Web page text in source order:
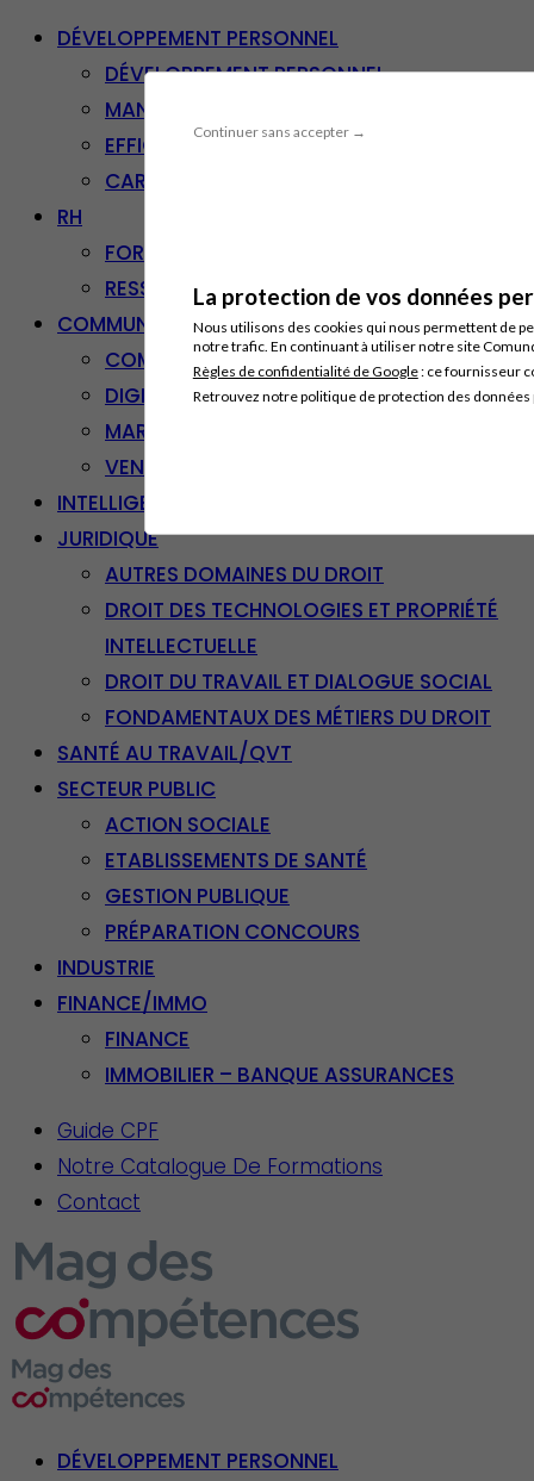
Continuer sans accepter →
La protection de vos données
Nous utilisons des cookies qui nous permettent de
notre trafic. En continuant à utiliser notre site
Règles de confidentialité de Google: ce fournisseur
Retrouvez notre politique de protection des
DÉVELOPPEMENT PERSONNEL
DÉVELOPPEMENT PERSONNEL
MANAGEMENT
EFFICACITÉ PROFESSIONNELLE
CARRIÈRE & RECONVERSION
RH
FORMATION PROFESSIONNELLE
RESSOURCES HUMAINES
COMMUNICATION/DIGITAL
COMMUNICATION
DIGITAL
MARKETING
VENTE – RELATION CLIENT
INTELLIGENCE ARTIFICIELLE
JURIDIQUE
AUTRES DOMAINES DU DROIT
DROIT DES TECHNOLOGIES ET PROPRIÉTÉ
INTELLECTUELLE
DROIT DU TRAVAIL ET DIALOGUE SOCIAL
FONDAMENTAUX DES MÉTIERS DU DROIT
SANTÉ AU TRAVAIL/QVT
SECTEUR PUBLIC
ACTION SOCIALE
ETABLISSEMENTS DE SANTÉ
GESTION PUBLIQUE
PRÉPARATION CONCOURS
INDUSTRIE
FINANCE/IMMO
FINANCE
IMMOBILIER – BANQUE ASSURANCES
Guide CPF
Notre Catalogue De Formations
Contact
DÉVELOPPEMENT PERSONNEL